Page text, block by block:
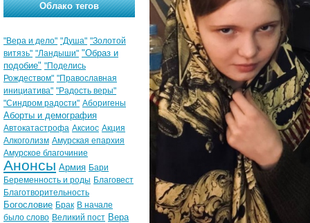
Облако тегов
"Вера и дело" "Душа" "Золотой
витязь" "Ландыши" "Образ и
подобие" "Поделись
Рождеством" "Православная
инициатива" "Радость веры"
"Синдром радости" Аборигены
Аборты и демография
Автокатастрофа Аксиос Акция
Алкоголизм Амурская епархия
Амурское благочиние
Анонсы Армия Бари
Беременность и роды Благовест
Благотворительность
Богословие Брак В начале
было слово Великий пост Вера